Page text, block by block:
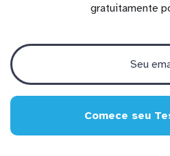
gratuitamente
Comece seu